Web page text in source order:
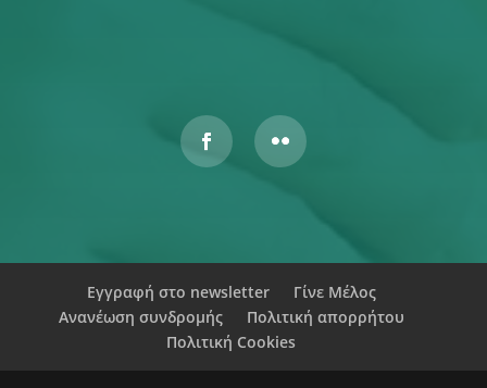
Εγγραφή στο newsletter
Γίνε Μέλος
Ανανέωση συνδρομής
Πολιτική απορρήτου
Πολιτική Cookies